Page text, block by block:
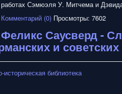
работах Сэмюэля У. Митчема и
Комментарий (0) Просмотры: 7602
Феликс Саусверд -
и
историческая библиотека